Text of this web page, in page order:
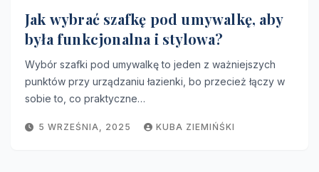
Jak wybrać szafkę pod umywalkę, aby
była funkcjonalna i stylowa?
Wybór szafki pod umywalkę to jeden z ważniejszych
punktów przy urządzaniu łazienki, bo przecież łączy w
sobie to, co praktyczne…
5 WRZEŚNIA, 2025 KUBA ZIEMIŃŚKI